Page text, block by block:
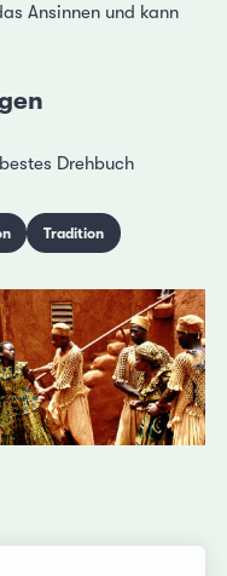
Ansinnen und kann
Drehbuch
Tradition